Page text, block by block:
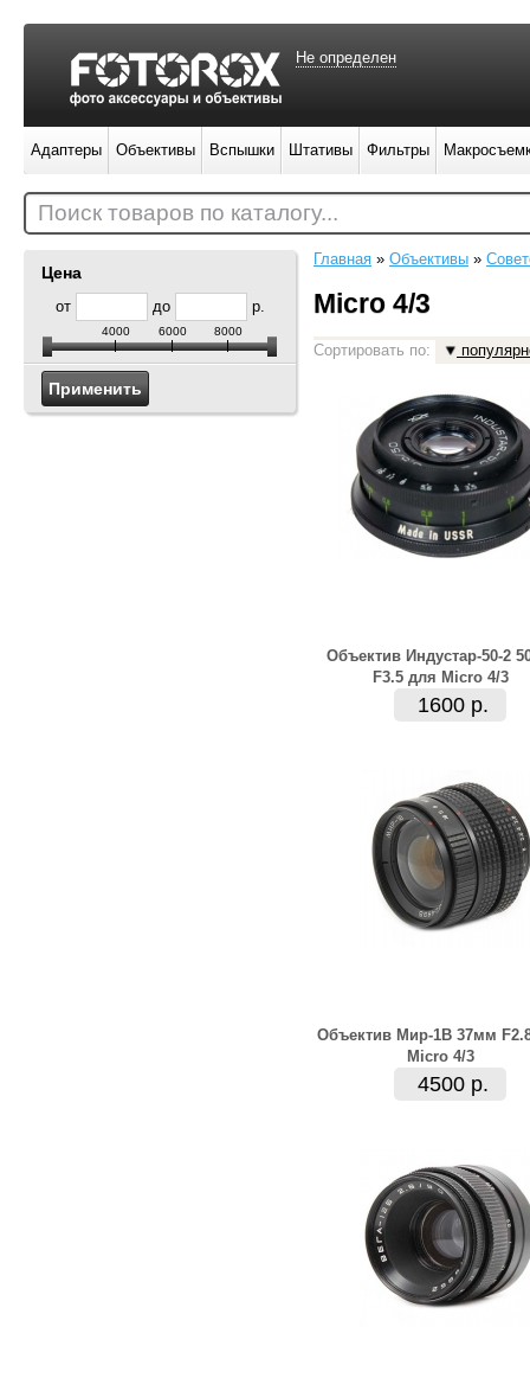
Цена
от до р.
4000 6000 8000
Главная » Объективы »
Micro 4/3
Сортировать по:
Объектив Индустар-50-2
F3.5 для Micro 4/3
1600 р.
Объектив Мир-1В 37мм
Мicro 4/3
4500 р.
Не определен
Адаптеры Объективы Вспышки Штативы Фильтры
Поиск товаров по каталогу...